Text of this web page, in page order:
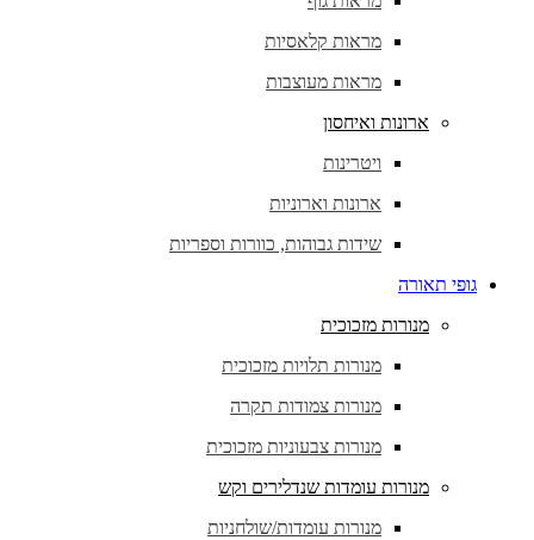
מראות קלאסיות
מראות מעוצבות
ארונות ואיחסון
ויטרינות
ארונות וארוניות
שידות גבוהות, כוורות וספריות
גופי תאורה
מנורות מזכוכית
מנורות תלויות מזכוכית
מנורות צמודות תקרה
מנורות צבעוניות מזכוכית
מנורות עומדות שנדלירים וקש
מנורות עומדות/שולחניות